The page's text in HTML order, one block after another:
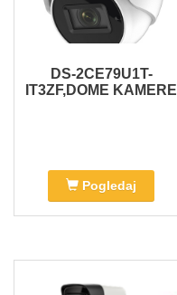
DS-2CE79U1T-
IT3ZF,DOME KAMERE
Pogledaj